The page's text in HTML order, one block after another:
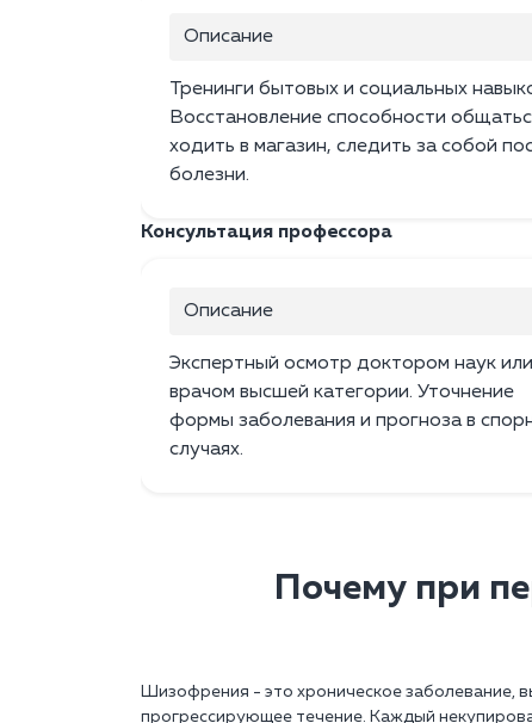
Описание
Тренинги бытовых и социальных
Восстановление способности
ходить в магазин, следить за собой
болезни.
Консультация профессора
Описание
Экспертный осмотр доктором наук или
врачом высшей категории. Уточнение
формы заболевания и прогноза в
случаях.
Почему при
Шизофрения - это хроническое заболевание,
прогрессирующее течение. Каждый